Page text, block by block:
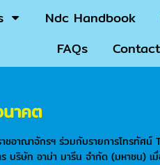
Ndc Handbook
FAQs
าคต
อาณาจักรฯ ร่วมกับรายการโทรทัศ
ร บริษัท อาม่า มารีน จำกัด (มหาชน)